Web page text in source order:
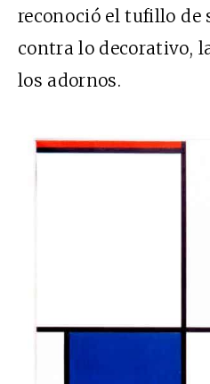
reconoció el tufillo de
contra lo decorativo,
los adornos.